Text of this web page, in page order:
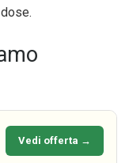
Vedi offerta →